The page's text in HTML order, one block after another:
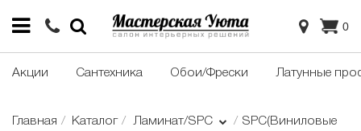
0
Акции Сантехника Обои/Фрески Латунные
Главная Каталог Ламинат/SPC
SPC(Виниловые